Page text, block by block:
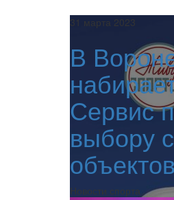
31 марта 2023
В
Сервис
выбору
объектов
Новости спорта